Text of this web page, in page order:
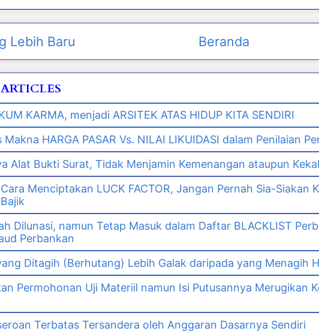
Lebih Baru Beranda
KARMA, menjadi ARSITEK ATAS HIDUP KITA SENDIRI
HARGA PASAR Vs. NILAI LIKUIDASI dalam Penilaian
Alat Bukti Surat, Tidak Menjamin Kemenangan ataupun
Cara Menciptakan LUCK FACTOR, Jangan Pernah Sia-Siakan
Dilunasi, namun Tetap Masuk dalam Daftar BLACKLIST
Perbankan
Ditagih (Berhutang) Lebih Galak daripada yang Menagih
Permohonan Uji Materiil namun Isi Putusannya Merugikan
Terbatas Tersandera oleh Anggaran Dasarnya Sendiri